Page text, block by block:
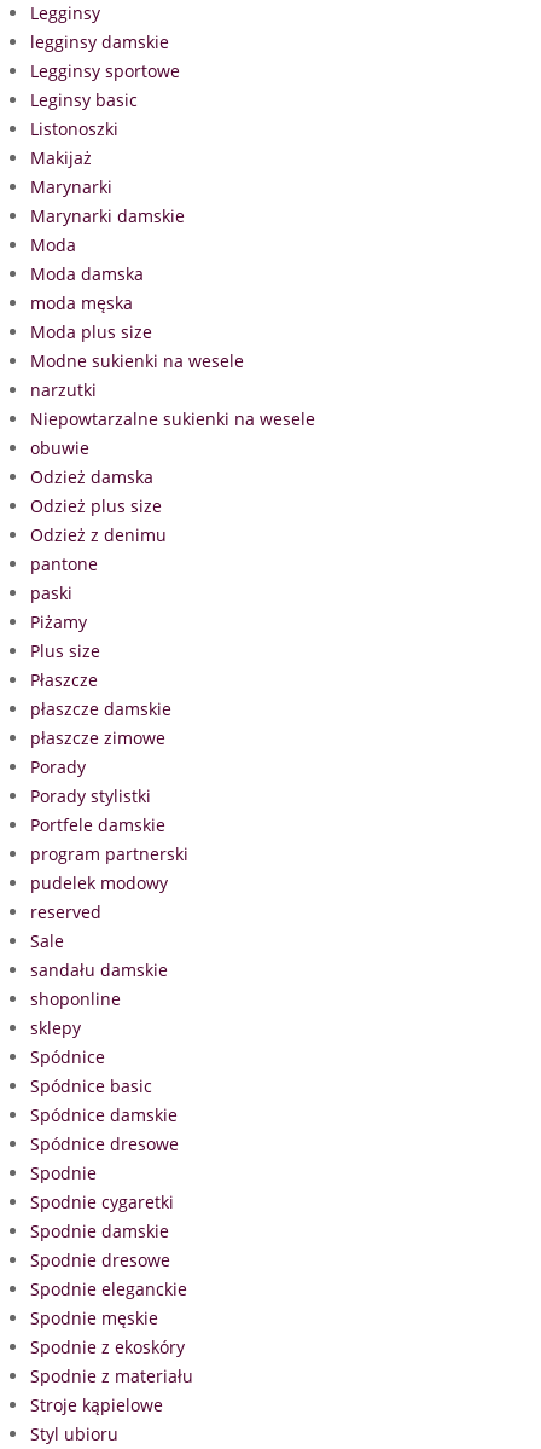
Legginsy
legginsy damskie
Legginsy sportowe
Leginsy basic
Listonoszki
Makijaż
Marynarki
Marynarki damskie
Moda
Moda damska
moda męska
Moda plus size
Modne sukienki na wesele
narzutki
Niepowtarzalne sukienki na wesele
obuwie
Odzież damska
Odzież plus size
Odzież z denimu
pantone
paski
Piżamy
Plus size
Płaszcze
płaszcze damskie
płaszcze zimowe
Porady
Porady stylistki
Portfele damskie
program partnerski
pudelek modowy
reserved
Sale
sandału damskie
shoponline
sklepy
Spódnice
Spódnice basic
Spódnice damskie
Spódnice dresowe
Spodnie
Spodnie cygaretki
Spodnie damskie
Spodnie dresowe
Spodnie eleganckie
Spodnie męskie
Spodnie z ekoskóry
Spodnie z materiału
Stroje kąpielowe
Styl ubioru